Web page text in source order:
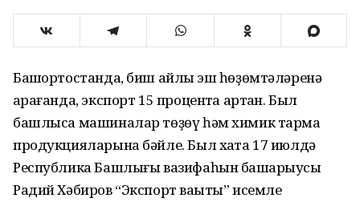
Башҡортостанда, биш айлыҡ эш һөҙөмтәләренә
ҡарағанда, экспорт 15 процентҡа артҡан. Был
башлыса машиналар төҙөү һәм химик тармаҡ
продукцияларына бәйле. Был хаҡта 17 июлдә
Республика Башлығы вазифаһын башҡарыусы
Радий Хәбиров “Экспорт ваҡыты” исемле